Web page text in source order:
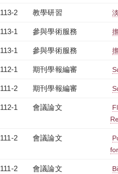
113-2 教學研習
113-1 參與學術服務
113-1 參與學術服務
112-1 期刊學報編審
111-2 期刊學報編審
112-1 會議論文
111-2 會議論文
111-2 會議論文